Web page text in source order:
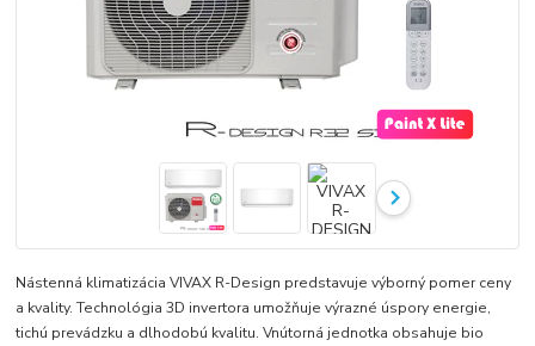
Nástenná klimatizácia VIVAX R-Design predstavuje výborný pomer ceny
a kvality. Technológia 3D invertora umožňuje výrazné úspory energie,
tichú prevádzku a dlhodobú kvalitu. Vnútorná jednotka obsahuje bio